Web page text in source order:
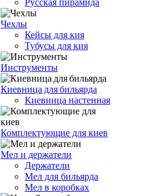
Русская пирамида
Чехлы
Кейсы для кия
Тубусы для кия
Инструменты
Киевница для бильярда
Киевница настенная
Комплектующие для киев
Мел и держатели
Держатели
Мел для бильярда
Мел в коробках